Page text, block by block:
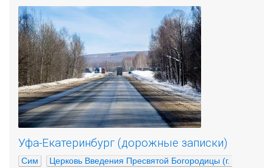
Уфа-Екатеринбург (дорожные записки)
Сим
Церковь Введения Пресвятой Богородицы (г.